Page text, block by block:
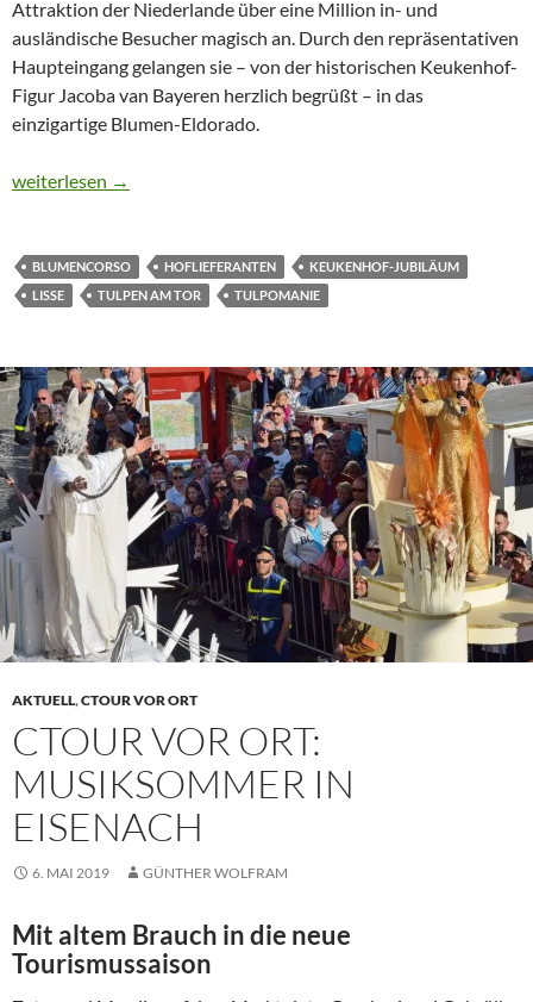
Attraktion der Niederlande über eine Million in- und
ausländische Besucher magisch an. Durch den repräsentativen
Haupteingang gelangen sie – von der historischen Keukenhof-
Figur Jacoba van Bayeren herzlich begrüßt – in das
einzigartige Blumen-Eldorado.
Happy Birthday Keukenhof! Seit 70 Jahren erfreut der
weiterlesen →
BLUMENCORSO HOFLIEFERANTEN
KEUKENHOF-JUBILÄUM
LISSE
TULPEN AM TOR TULPOMANIE
AKTUELL,CTOUR VOR ORT
CTOUR VOR ORT:
MUSIKSOMMER IN
EISENACH
6. MAI 2019 GÜNTHER WOLFRAM
Mit altem Brauch in die neue
Tourismussaison